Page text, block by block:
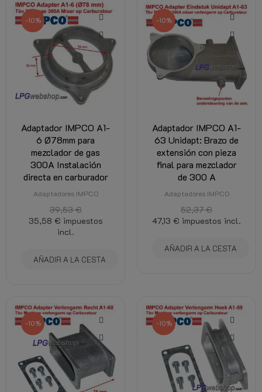
-10%
Adaptador IMPCO A1-
6 Ø78mm para
mezclador de gas
300A Instalación
directa en carburador
Adaptadores IMPCO
39,53 €
35,58 € impuestos
incl.
AÑADIR A LA CESTA
-10%
Adaptador IMPCO A1-
63 Unidapt: Brazo de
extensión con pieza
final para mezclador
de 300 A
Adaptadores IMPCO
52,37 €
47,13 € impuestos incl.
AÑADIR A LA CESTA
-10% -10%